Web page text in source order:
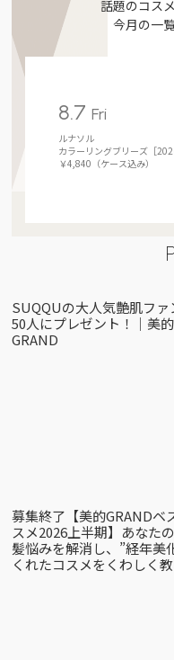
話題のコス
今月の一
8.7Fri
ルナソル
カラーリングブリーズ［
￥4,840（ケース込み）
SUQQUの大人気艶肌ファ
50人にプレゼント！｜美的
GRAND
募集終了【美的GRANDベ
スメ2026上半期】あなた
髪悩みを解消し、”経年美
くれたコスメをくわしく教